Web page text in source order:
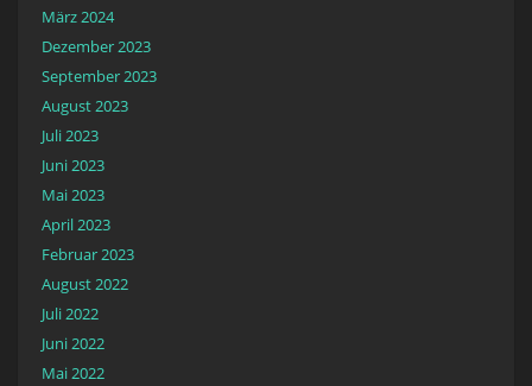
März 2024
Dezember 2023
September 2023
August 2023
Juli 2023
Juni 2023
Mai 2023
April 2023
Februar 2023
August 2022
Juli 2022
Juni 2022
Mai 2022